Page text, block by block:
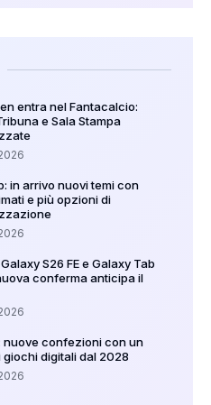
entra nel Fantacalcio:
e Sala Stampa
in arrivo nuovi temi con
e più opzioni di
S26 FE e Galaxy Tab
conferma anticipa il
nuove confezioni con un
giochi digitali dal 2028